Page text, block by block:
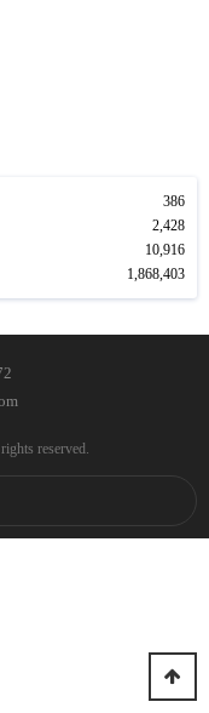
386
2,428
10,916
1,868,403
reserved.